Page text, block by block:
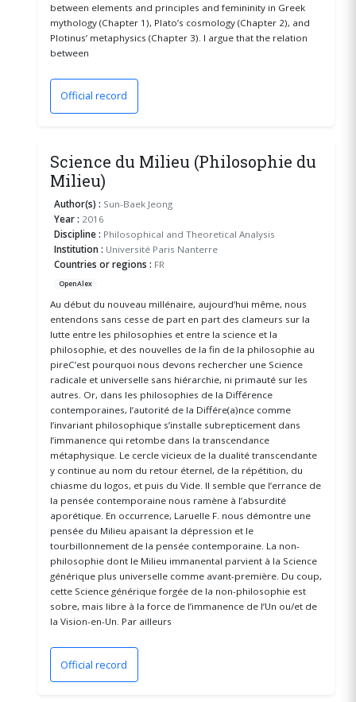
between elements and principles and femininity in Greek
mythology (Chapter 1), Plato’s cosmology (Chapter 2), and
Plotinus’ metaphysics (Chapter 3). I argue that the relation
between
Official record(opens in a new window)
Science du Milieu (Philosophie du
Milieu)
Author(s) : Sun-Baek Jeong
Year : 2016
Discipline : Philosophical and Theoretical Analysis
Institution : Université Paris Nanterre
Countries or regions : FR
OpenAlex
Au début du nouveau millénaire, aujourd’hui même, nous
entendons sans cesse de part en part des clameurs sur la
lutte entre les philosophies et entre la science et la
philosophie, et des nouvelles de la fin de la philosophie au
pireC’est pourquoi nous devons rechercher une Science
radicale et universelle sans hiérarchie, ni primauté sur les
autres. Or, dans les philosophies de la Différence
contemporaines, l’autorité de la Différe(a)nce comme
l’invariant philosophique s’installe subrepticement dans
l’immanence qui retombe dans la transcendance
métaphysique. Le cercle vicieux de la dualité transcendante
y continue au nom du retour éternel, de la répétition, du
chiasme du logos, et puis du Vide. Il semble que l’errance de
la pensée contemporaine nous ramène à l’absurdité
aporétique. En occurrence, Laruelle F. nous démontre une
pensée du Milieu apaisant la dépression et le
tourbillonnement de la pensée contemporaine. La non-
philosophie dont le Milieu immanental parvient à la Science
générique plus universelle comme avant-première. Du coup,
cette Science générique forgée de la non-philosophie est
sobre, mais libre à la force de l’immanence de l’Un ou/et de
la Vision-en-Un. Par ailleurs
Official record(opens in a new window)